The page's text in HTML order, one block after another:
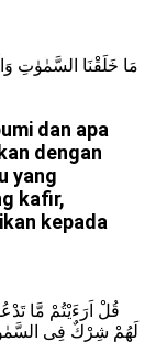
مَا خَلَقْنَا السَّمٰوٰتِ
dan apa
dengan
yang
kafir,
kepada
قُلْ اَرَءَيْتُمْ مَّا
لَهُمْ شِرْكٌ فِى